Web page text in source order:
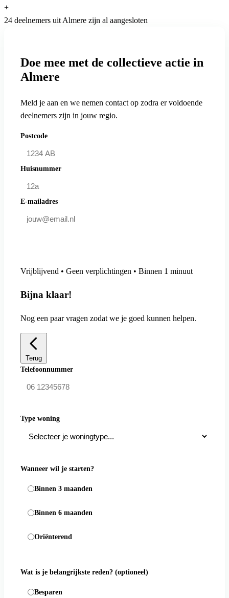
+
24 deelnemers uit Almere zijn al aangesloten
Doe mee met de collectieve actie in
Almere
Meld je aan en we nemen contact op zodra er voldoende
deelnemers zijn in jouw regio.
Postcode
Huisnummer
E-mailadres
Vrijblijvend • Geen verplichtingen • Binnen 1 minuut
Bijna klaar!
Nog een paar vragen zodat we je goed kunnen helpen.
Terug
Telefoonnummer
Type woning
Wanneer wil je starten?
Binnen 3 maanden
Binnen 6 maanden
Oriënterend
Wat is je belangrijkste reden? (optioneel)
Besparen